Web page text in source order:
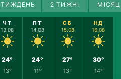
ТИЖДЕНЬ 2 ТИЖНІ
ЧТ
13.08
24°
13°
ПТ
14.08
24°
11°
СБ
15.08
27°
13°
НД
16.08
30°
14°